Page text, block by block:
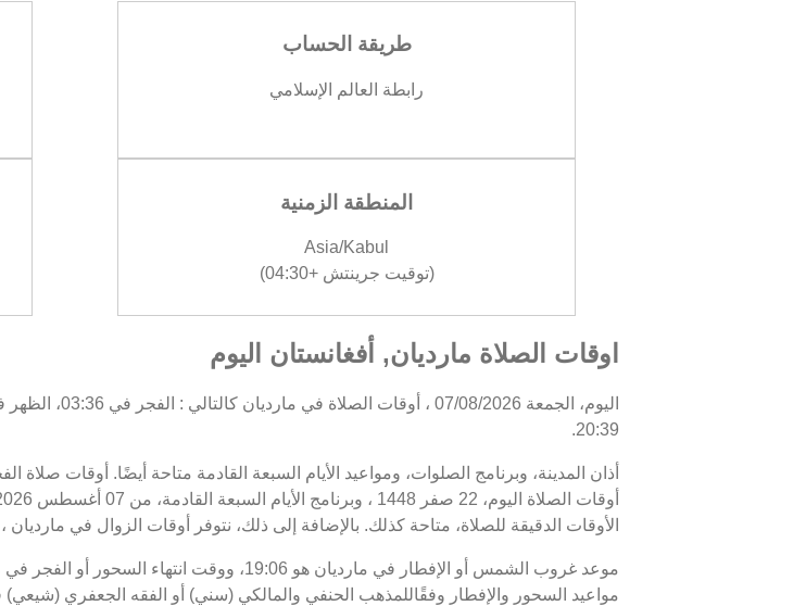
طريقة الحساب
رابطة العالم الإسلامي
المنطقة الزمنية
Asia/Kabul
(توقيت جرينتش +04:30)
اوقات الصلاة مارديان, أفغانستان اليوم
20:39.
أذان المدينة، وبرنامج الصلوات، ومواعيد الأيام السبعة القادمة متاحة أيضًا. أوقات
الأوقات الدقيقة للصلاة، متاحة كذلك. بالإضافة إلى ذلك، نتوفر أوقات الزوال في مارديان ،
مواعيد السحور والإفطار وفقًاللمذهب الحنفي والمالكي (سني) أو الفقه الجعفري (شيعي)